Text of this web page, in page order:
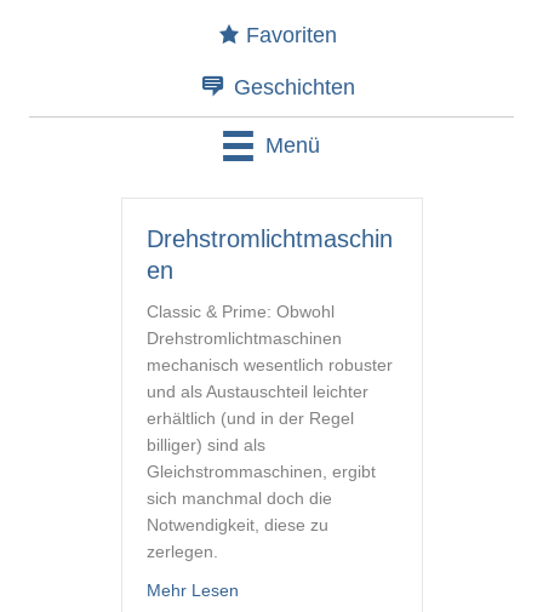
Favoriten
Geschichten
Menü
Drehstromlichtmaschin
en
Classic & Prime: Obwohl
Drehstromlichtmaschinen
mechanisch wesentlich robuster
und als Austauschteil leichter
erhältlich (und in der Regel
billiger) sind als
Gleichstrommaschinen, ergibt
sich manchmal doch die
Notwendigkeit, diese zu
zerlegen.
Mehr Lesenabout Drehstromlichtmaschinen